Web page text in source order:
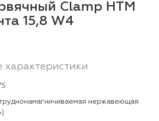
Clamp HTM
15,8 W4
характеристики
нержавеющая